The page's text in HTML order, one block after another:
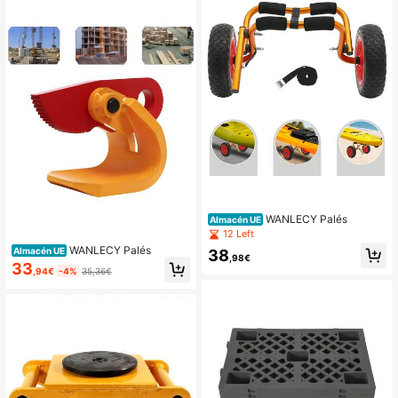
Almacén UE WANLECY Palés
33 ,94€ -4% 35,36€
Almacén UE WANLECY Palés
12 Left
38 ,98€